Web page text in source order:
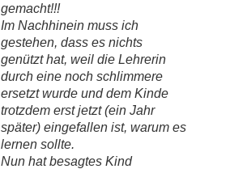
gemacht!!!
Im Nachhinein muss ich
gestehen, dass es nichts
genützt hat, weil die Lehrerin
durch eine noch schlimmere
ersetzt wurde und dem Kinde
trotzdem erst jetzt (ein Jahr
später) eingefallen ist, warum es
lernen sollte.
Nun hat besagtes Kind